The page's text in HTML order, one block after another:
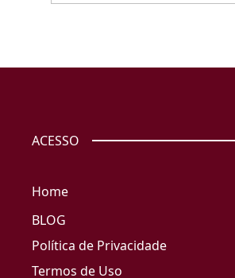
ACESSO
Home
BLOG
Política de Privacidade
Termos de Uso